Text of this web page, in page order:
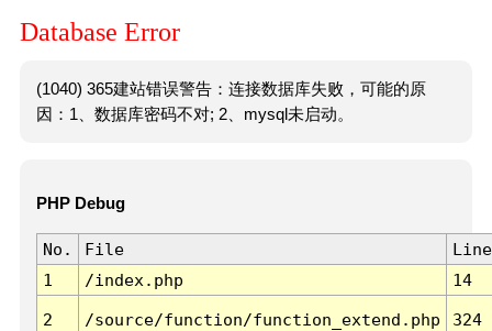
Database Error
(1040) 365建站错误警告：连接数据库失败，可能的原
因：1、数据库密码不对; 2、mysql未启动。
PHP Debug
No. File
Line
1
/index.php 14
2 /source/function/function_extend.php 324